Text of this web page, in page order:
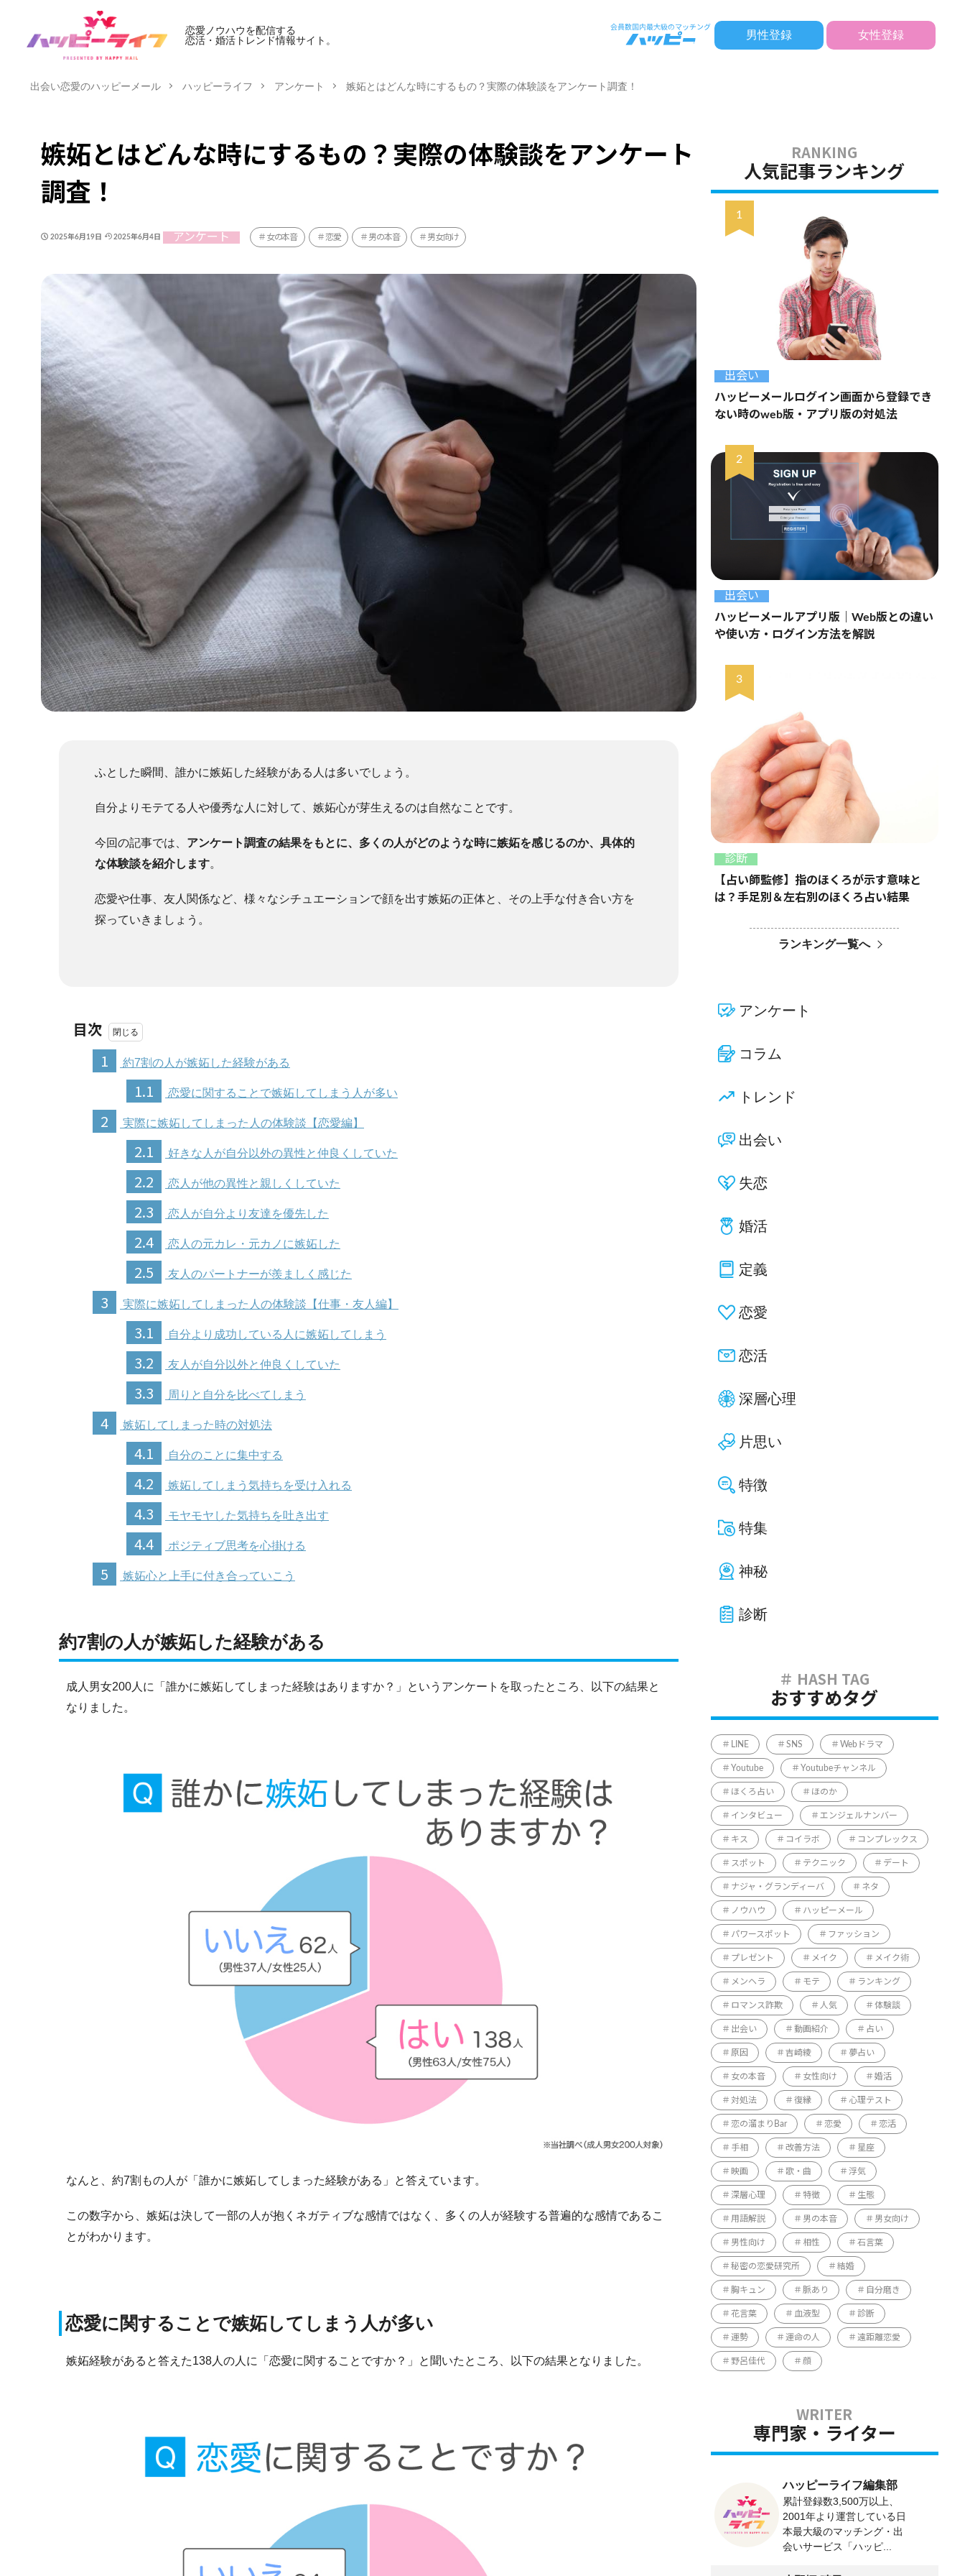
恋愛ノウハウを配信する
恋活・婚活トレンド情報サイト。
男性登録 女性登録
出会い恋愛のハッピーメール ハッピーライフ アンケート 嫉妬とはどんな時にするもの？実際の体験談をアンケート調査！
嫉妬とはどんな時にするもの？実際の体験談をアンケート
調査！
2025年6月19日 2025年6月4日 アンケート 女の本音 恋愛 男の本音 男女向け
ふとした瞬間、誰かに嫉妬した経験がある人は多いでしょう。
自分よりモテてる人や優秀な人に対して、嫉妬心が芽生えるのは自然なことです。
今回の記事では、 アンケート調査の結果をもとに、多くの人がどのような時に嫉妬を感じるのか、具体的
な体験談を紹介します。
恋愛や仕事、友人関係など、様々なシチュエーションで顔を出す嫉妬の正体と、その上手な付き合い方を
探っていきましょう。
目次
1
約7割の人が嫉妬した経験がある
1.1 恋愛に関することで嫉妬してしまう人が多い
2 実際に嫉妬してしまった人の体験談【恋愛編】
2.1 好きな人が自分以外の異性と仲良くしていた
2.2 恋人が他の異性と親しくしていた
2.3 恋人が自分より友達を優先した
2.4 恋人の元カレ・元カノに嫉妬した
2.5 友人のパートナーが羨ましく感じた
3 実際に嫉妬してしまった人の体験談【仕事・友人編】
3.1 自分より成功している人に嫉妬してしまう
3.2 友人が自分以外と仲良くしていた
3.3 周りと自分を比べてしまう
4 嫉妬してしまった時の対処法
4.1 自分のことに集中する
4.2 嫉妬してしまう気持ちを受け入れる
4.3 モヤモヤした気持ちを吐き出す
4.4 ポジティブ思考を心掛ける
5 嫉妬心と上手に付き合っていこう
約7割の人が嫉妬した経験がある
成人男女200人に「誰かに嫉妬してしまった経験はありますか？」というアンケートを取ったところ、以下の結果と
なりました。
なんと、約7割もの人が「誰かに嫉妬してしまった経験がある」と答えています。
この数字から、嫉妬は決して一部の人が抱くネガティブな感情ではなく、多くの人が経験する普遍的な感情であるこ
とがわかります。
恋愛に関することで嫉妬してしまう人が多い
嫉妬経験があると答えた138人の人に「恋愛に関することですか？」と聞いたところ、以下の結果となりました。
人気記事ランキング
出会い
ハッピーメールログイン画面から登録でき
ない時のweb版・アプリ版の対処法
出会い
ハッピーメールアプリ版｜Web版との違い
や使い方・ログイン方法を解説
診断
【占い師監修】指のほくろが示す意味と
は？手足別＆左右別のほくろ占い結果
ランキング一覧へ
アンケート
コラム
トレンド
出会い
失恋
婚活
定義
恋愛
恋活
深層心理
片思い
特徴
特集
神秘
診断
おすすめタグ
LINE SNS Webドラマ
Youtube Youtubeチャンネル
ほくろ占い ほのか
インタビュー エンジェルナンバー
キス コイラボ コンプレックス
スポット テクニック デート
ナジャ・グランディーバ ネタ
ノウハウ ハッピーメール
パワースポット ファッション
プレゼント メイク メイク術
メンヘラ モテ ランキング
ロマンス詐欺 人気 体験談
出会い 動画紹介 占い
原因 吉崎綾 夢占い
女の本音 女性向け 婚活
対処法 復縁 心理テスト
恋の溜まりBar 恋愛 恋活
手相 改善方法 星座
映画 歌・曲 浮気
深層心理 特徴 生態
用語解説 男の本音 男女向け
男性向け 相性 石言葉
秘密の恋愛研究所 結婚
胸キュン 脈あり 自分磨き
花言葉 血液型 診断
運勢 運命の人 遠距離恋愛
野呂佳代 顔
専門家・ライター
ハッピーライフ編集部
累計登録数3,500万以上、
2001年より運営している日
本最大級のマッチング・出
会いサービス「ハッピ...